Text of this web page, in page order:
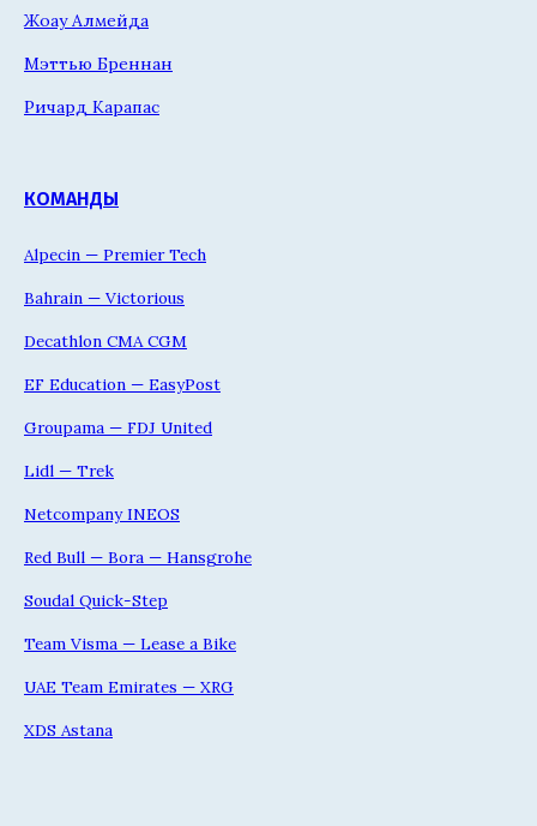
Жоау Алмейда
Мэттью Бреннан
Ричард Карапас
КОМАНДЫ
Alpecin — Premier Tech
Bahrain — Victorious
Decathlon CMA CGM
EF Education — EasyPost
Groupama — FDJ United
Lidl — Trek
Netcompany INEOS
Red Bull — Bora — Hansgrohe
Soudal Quick-Step
Team Visma — Lease a Bike
UAE Team Emirates — XRG
XDS Astana